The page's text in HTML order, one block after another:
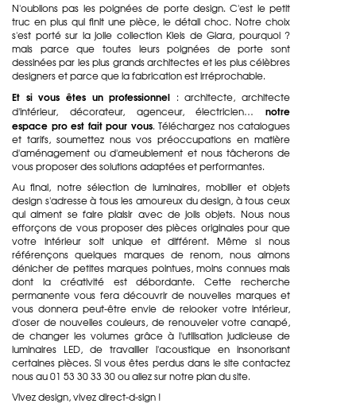
N'oublions pas les poignées de porte design. C'est le petit
truc en plus qui finit une pièce, le détail choc. Notre choix
s'est porté sur la jolie collection Kleis de Giara, pourquoi ?
mais parce que toutes leurs poignées de porte sont
dessinées par les plus grands architectes et les plus célèbres
designers et parce que la fabrication est irréprochable.
Et si vous êtes un professionnel : architecte, architecte
d'intérieur, décorateur, agenceur, électricien… notre
espace pro est fait pour vous. Téléchargez nos catalogues
et tarifs, soumettez nous vos préoccupations en matière
d'aménagement ou d'ameublement et nous tâcherons de
vous proposer des solutions adaptées et performantes.
Au final, notre sélection de luminaires, mobilier et objets
design s'adresse à tous les amoureux du design, à tous ceux
qui aiment se faire plaisir avec de jolis objets. Nous nous
efforçons de vous proposer des pièces originales pour que
votre intérieur soit unique et différent. Même si nous
référençons quelques marques de renom, nous aimons
dénicher de petites marques pointues, moins connues mais
dont la créativité est débordante. Cette recherche
permanente vous fera découvrir de nouvelles marques et
vous donnera peut-être envie de relooker votre intérieur,
d'oser de nouvelles couleurs, de renouveler votre canapé,
de changer les volumes grâce à l'utilisation judicieuse de
luminaires LED, de travailler l'acoustique en insonorisant
certaines pièces. Si vous êtes perdus dans le site contactez
nous au 01 53 30 33 30 ou allez sur notreplan du site.
Vivez design, vivez direct-d-sign !